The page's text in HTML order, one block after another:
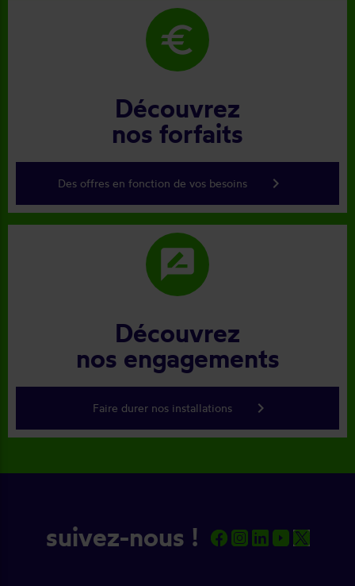
euro
Découvrez
nos forfaits
Des offres en fonction de vos besoins keyboard_arrow_right
rate_review
Découvrez
nos engagements
Faire durer nos installations keyboard_arrow_right
suivez-nous !